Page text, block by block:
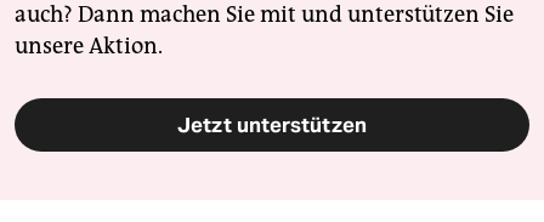
auch? Dann machen Sie mit und unterstützen Sie
unsere Aktion.
Jetzt unterstützen